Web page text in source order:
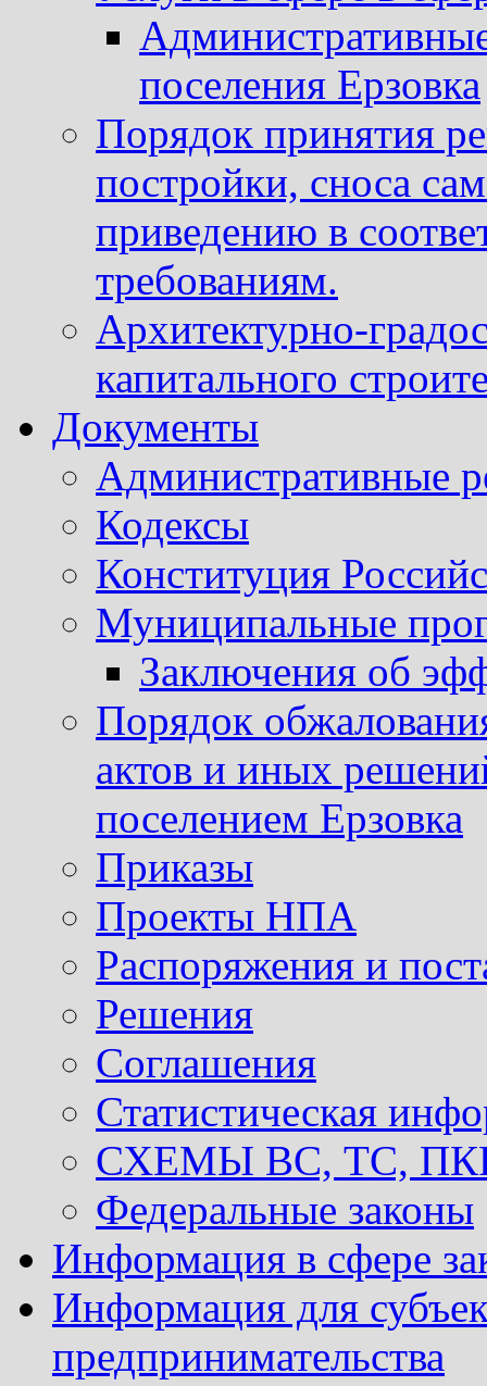
поселения Ерзовка
Порядок принятия
постройки, сноса
приведению в
требованиям.
Архитектурно-
капитального
Документы
Административные
Кодексы
Конституция
Муниципальные
Заключения об
Порядок
актов и иных
поселением Ерзовка
Приказы
Проекты НПА
Распоряжения и
Решения
Соглашения
Статистическая
СХЕМЫ ВС, ТС, ПКР
Федеральные законы
Информация в сфере
Информация для
предпринимательства